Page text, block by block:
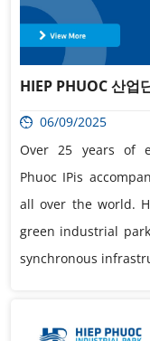
HIEP PHUOC 산업
06/09/2025
Over 25 years of
Phuoc IPis
all over the world.
green industrial
synchronous